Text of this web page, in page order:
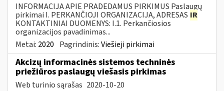
INFORMACIJA APIE PRADEDAMUS PIRKIMUS Paslaugų
pirkimai I. PERKANČIOJI ORGANIZACIJA, ADRESAS IR
KONTAKTINIAI DUOMENYS: I.1. Perkančiosios
organizacijos pavadinimas...
Metai: 2020 Pagrindinis:Viešieji pirkimai
Akcizų informacinės sistemos techninės
priežiūros paslaugų viešasis pirkimas
Web turinio sąrašas 2020-10-20